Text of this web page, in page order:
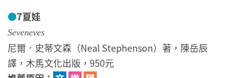
●7夏娃
Seveneves
尼爾．史蒂文森（Neal Stephenson）著，陳岳辰
譯，木馬文化出版，950元